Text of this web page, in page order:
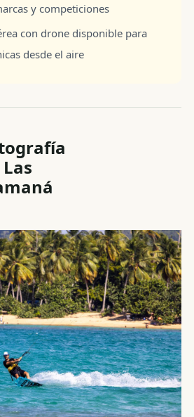
y competiciones
con drone disponible para
desde el aire